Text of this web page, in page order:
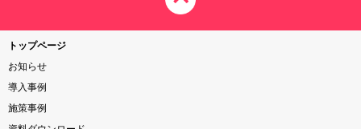
トップページ
お知らせ
導入事例
施策事例